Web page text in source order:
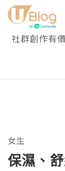
社群創作有
女生
保濕、